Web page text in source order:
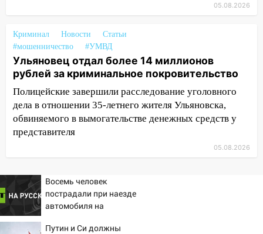
Ульяновской области
18:00 Мотофристайл, рок и силовой
экстрим: в Ульяновске пройдет
большой фестиваль «Наше время»
17:30 Где есть бензин в Ульяновске 5
августа после рабочего дня: список АЗС
17:05 «Обыск» по видеосвязи: в
16:12
Едва не перерезал горло: в
Вешкайме посиделки с судимым
знакомым закончились для женщины
больницей
05.08.2026
Криминал Новости
Статьи
#мошенничество
#УМВД
Ульяновец отдал более 14 миллионов
рублей за криминальное покровительство
Полицейские завершили расследование уголовного
дела в отношении 35-летнего жителя Ульяновска,
обвиняемого в вымогательстве денежных средств у
представителя
05.08.2026
Восемь человек
пострадали при наезде
автомобиля на
Путин и Си должны